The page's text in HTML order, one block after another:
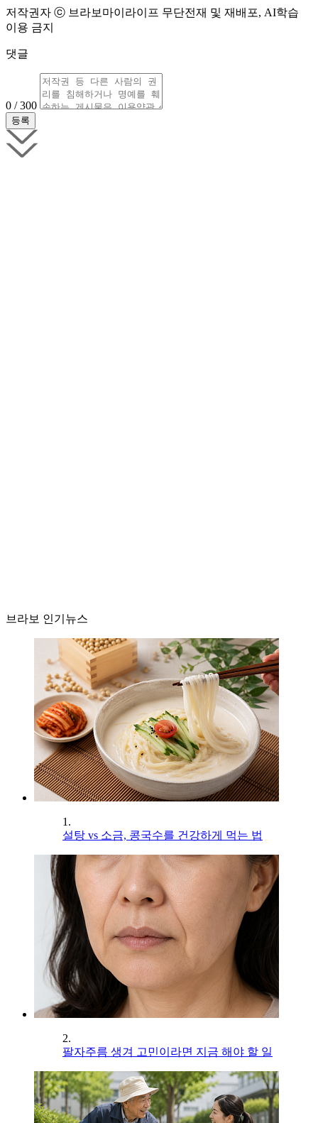
저작권자 ⓒ 브라보마이라이프 무단전재 및 재배포, AI학습
이용 금지
댓글
0 / 300
브라보 인기뉴스
1.
설탕 vs 소금, 콩국수를 건강하게 먹는 법
2.
팔자주름 생겨 고민이라면 지금 해야 할 일